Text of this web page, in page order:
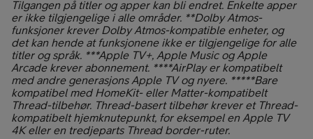
Tilgangen på titler og apper kan bli endret. Enkelte apper
er ikke tilgjengelige i alle områder. **Dolby Atmos-
funksjoner krever Dolby Atmos-kompatible enheter, og
det kan hende at funksjonene ikke er tilgjengelige for alle
titler og språk. ***Apple TV+, Apple Music og Apple
Arcade krever abonnement. ****AirPlay er kompatibelt
med andre generasjons Apple TV og nyere. *****Bare
kompatibel med HomeKit- eller Matter-kompatibelt
Thread-tilbehør. Thread-basert tilbehør krever et Thread-
kompatibelt hjemknutepunkt, for eksempel en Apple TV
4K eller en tredjeparts Thread border-ruter.